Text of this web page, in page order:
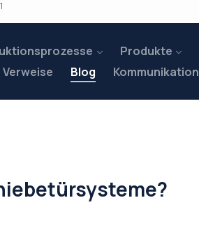
Produkte
Verweise Blog Kommunikation